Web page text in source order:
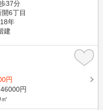
37分
6丁目
年
建
円
46000円